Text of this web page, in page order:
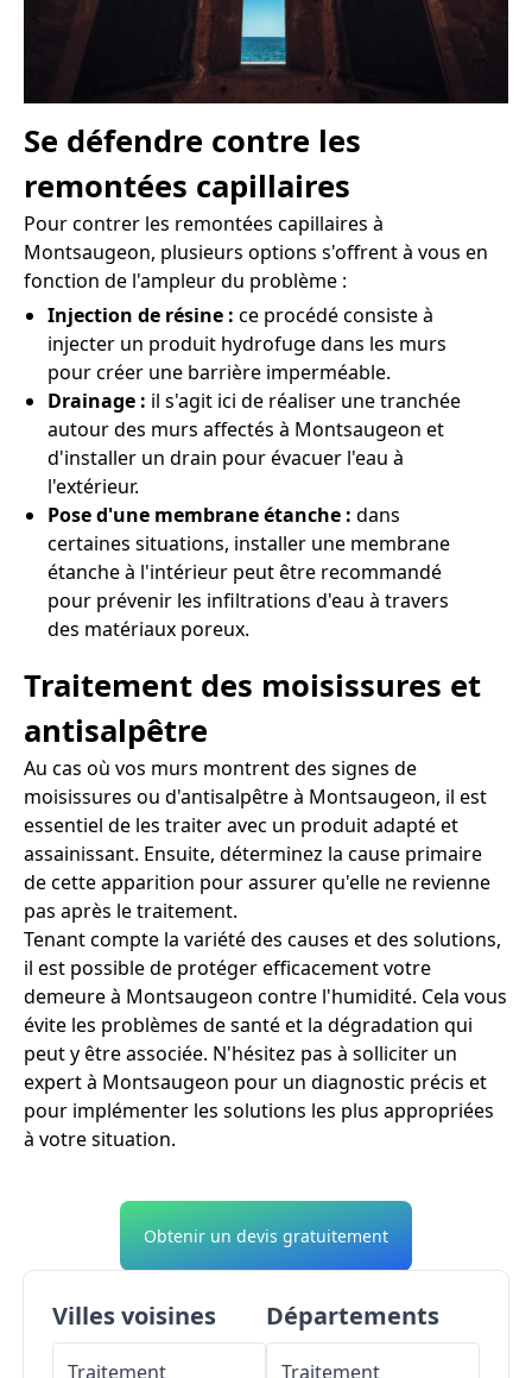
Se défendre contre les
remontées capillaires
Pour contrer les remontées capillaires à
Montsaugeon, plusieurs options s'offrent à vous en
fonction de l'ampleur du problème :
Injection de résine : ce procédé consiste à
injecter un produit hydrofuge dans les murs
pour créer une barrière imperméable.
Drainage : il s'agit ici de réaliser une tranchée
autour des murs affectés à Montsaugeon et
d'installer un drain pour évacuer l'eau à
l'extérieur.
Pose d'une membrane étanche : dans
certaines situations, installer une membrane
étanche à l'intérieur peut être recommandé
pour prévenir les infiltrations d'eau à travers
des matériaux poreux.
Traitement des moisissures et
antisalpêtre
Au cas où vos murs montrent des signes de
moisissures ou d'antisalpêtre à Montsaugeon, il est
essentiel de les traiter avec un produit adapté et
assainissant. Ensuite, déterminez la cause primaire
de cette apparition pour assurer qu'elle ne revienne
pas après le traitement.
Tenant compte la variété des causes et des solutions,
il est possible de protéger efficacement votre
demeure à Montsaugeon contre l'humidité. Cela vous
évite les problèmes de santé et la dégradation qui
peut y être associée. N'hésitez pas à solliciter un
expert à Montsaugeon pour un diagnostic précis et
pour implémenter les solutions les plus appropriées
à votre situation.
Obtenir un devis gratuitement
Villes voisines
Traitement
Départements
Traitement